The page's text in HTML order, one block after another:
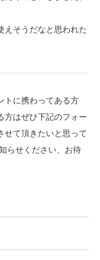
えそうだなと思われた
トに携わってある方
方はぜひ下記のフォー
せて頂きたいと思って
らせください、お待